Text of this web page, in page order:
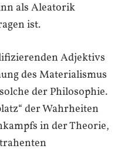
als Aleatorik
ist.
Adjektivs
des Materialismus
der Philosophie.
der Wahrheiten
in der Theorie,